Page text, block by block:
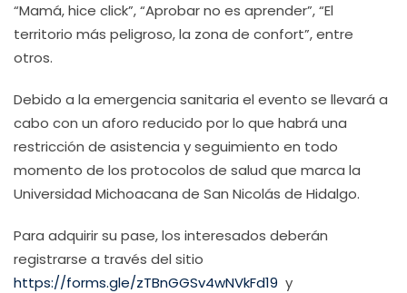
“Mamá, hice click”, “Aprobar no es aprender”, “El
territorio más peligroso, la zona de confort”, entre
otros.
Debido a la emergencia sanitaria el evento se llevará a
cabo con un aforo reducido por lo que habrá una
restricción de asistencia y seguimiento en todo
momento de los protocolos de salud que marca la
Universidad Michoacana de San Nicolás de Hidalgo.
Para adquirir su pase, los interesados deberán
registrarse a través del sitio
https://forms.gle/zTBnGGSv4wNVkFd19 y